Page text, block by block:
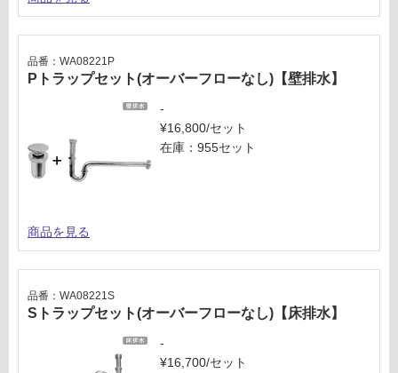
Pトラップセット(オーバーフローなし)【壁排水】
品番：WA08221P
-
¥16,800/セット
在庫：955セット
商品を見る
Sトラップセット(オーバーフローなし)【床排水】
品番：WA08221S
-
¥16,700/セット